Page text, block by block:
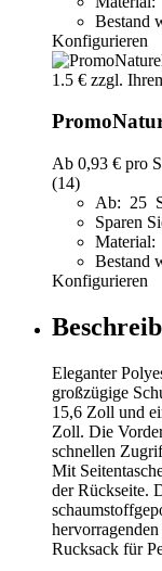
Bestand
Konfigurieren
Ab 0,93 € pro
(14)
Ab: 25
Sparen
Bestand
Konfigurieren
Eleganter
großzügige
15,6 Zoll und
Zoll. Die
schnellen
Mit
der Rückseite.
Rucksack für